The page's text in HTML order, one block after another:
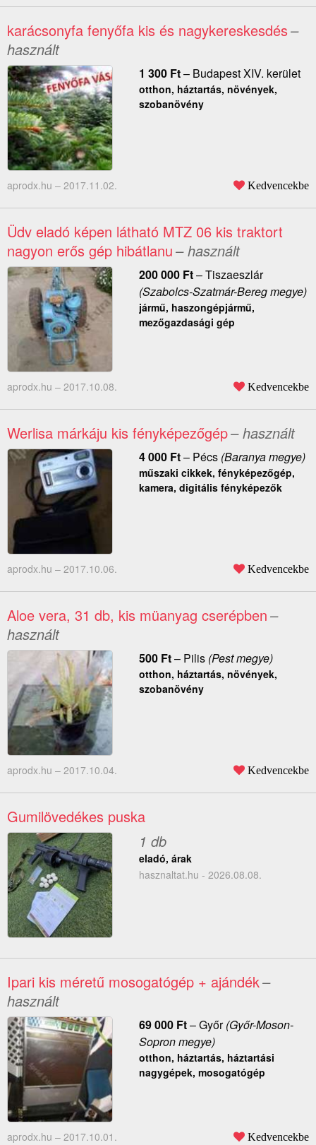
karácsonyfa fenyőfa kis és nagykereskesdés–
használt
1 300 Ft– Budapest XIV. kerület
otthon, háztartás, növények,
szobanövény
aprodx.hu – 2017.11.02. Kedvencekbe
Üdv eladó képen látható MTZ 06 kis traktort
nagyon erős gép hibátlanu– használt
200 000 Ft–Tiszaeszlár
(Szabolcs-Szatmár-Bereg megye)
jármű, haszongépjármű,
mezőgazdasági gép
aprodx.hu – 2017.10.08. Kedvencekbe
Werlisa márkáju kis fényképezőgép– használt
4 000 Ft– Pécs(Baranya megye)
műszaki cikkek, fényképezőgép,
kamera, digitális fényképezők
aprodx.hu – 2017.10.06. Kedvencekbe
Aloe vera, 31 db, kis müanyag cserépben–
használt
500 Ft– Pilis(Pest megye)
otthon, háztartás, növények,
szobanövény
aprodx.hu – 2017.10.04. Kedvencekbe
Gumilövedékes puska
1 db
eladó, árak
hasznaltat.hu - 2026.08.08.
Ipari kis méretű mosogatógép + ajándék–
használt
69 000 Ft–Győr(Győr-Moson-
Sopron megye)
otthon, háztartás, háztartási
nagygépek, mosogatógép
aprodx.hu – 2017.10.01. Kedvencekbe